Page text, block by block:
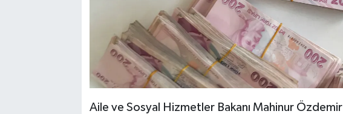
Aile ve Sosyal Hizmetler Bakanı Mahinur